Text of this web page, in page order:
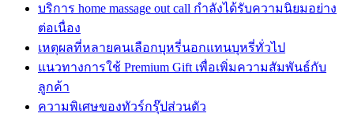
บริการ home massage out call กำลังได้รับความนิยมอย่าง
ต่อเนื่อง
เหตุผลที่หลายคนเลือกบุหรี่นอกแทนบุหรี่ทั่วไป
แนวทางการใช้ Premium Gift เพื่อเพิ่มความสัมพันธ์กับ
ลูกค้า
ความพิเศษของทัวร์กรุ๊ปส่วนตัว